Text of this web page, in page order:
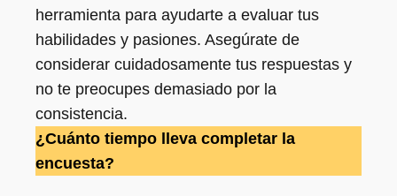
herramienta para ayudarte a evaluar tus
habilidades y pasiones. Asegúrate de
considerar cuidadosamente tus respuestas y
no te preocupes demasiado por la
consistencia.
¿Cuánto tiempo lleva completar la
encuesta?